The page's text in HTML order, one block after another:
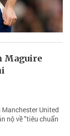
Maguire
United
nộ về "tiêu chuẩn